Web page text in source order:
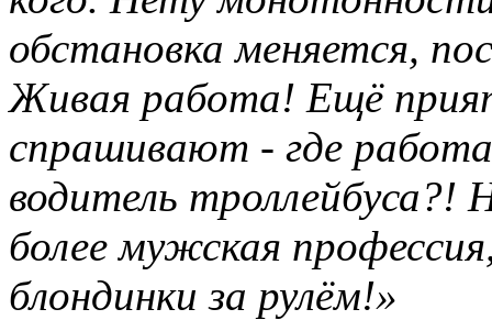
обстановка меняется,
Живая работа! Ещё
спрашивают - где
водитель
более мужская
блондинки за рулём!»